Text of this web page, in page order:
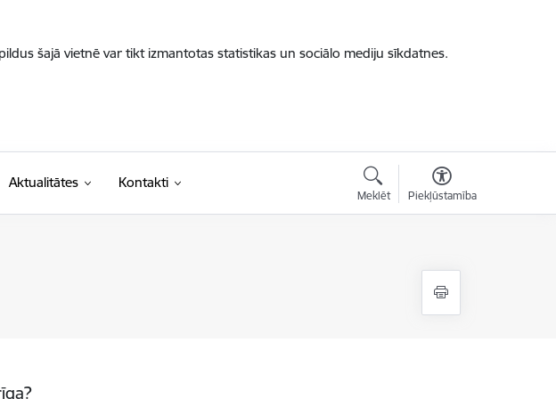
šajā vietnē var tikt izmantotas statistikas un sociālo mediju sīkdatnes.
Aktualitātes Kontakti
Meklēt Piekļūstamība